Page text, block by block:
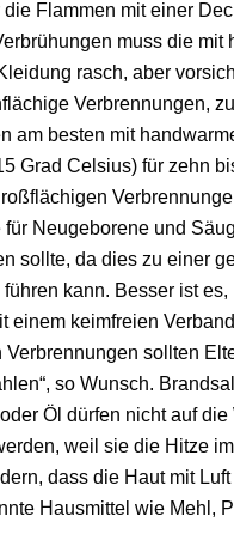
Flammen mit einer
muss die mit
rasch, aber
Verbrennungen,
am besten mit
Grad Celsius) für zehn
für Neugeborene und
sollte, da dies zu einer
kann. Besser ist es,
einem keimfreien
Verbrennungen sollten
so Wunsch.
Öl dürfen nicht auf die
weil sie die Hitze
dass die Haut mit
Hausmittel wie Mehl,